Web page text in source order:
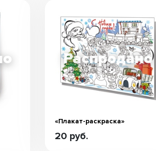
«Плакат-раскраска»
20 руб.